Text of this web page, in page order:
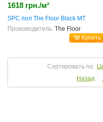
1618 грн./м²
SPC пол The Floor Black MT
Производитель: The Floor
Купить
Сортировать по:
Назад